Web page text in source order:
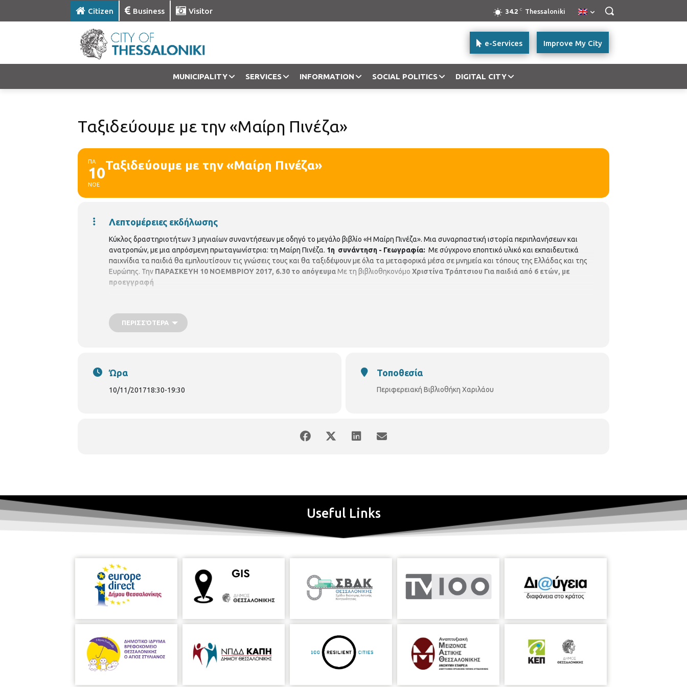
Citizen Business Visitor 34.2 C Thessaloniki
Improve My City
e-Services
MUNICIPALITY SERVICES INFORMATION SOCIAL POLITICS DIGITAL CITY
Ταξιδεύουμε με την «Μαίρη Πινέζα»
ΠΑ
10
ΝΟΕ
Ταξιδεύουμε με την «Μαίρη Πινέζα»
Λεπτομέρειες εκδήλωσης
Κύκλος δραστηριοτήτων 3 μηνιαίων συναντήσεων με οδηγό το μεγάλο βιβλίο «Η Μαίρη Πινέζα». Μια συναρπαστική ιστορία περιπλανήσεων και
ανατροπών, με μια απρόσμενη πρωταγωνίστρια: τη Μαίρη Πινέζα. 1η συνάντηση - Γεωγραφία: Με σύγχρονο εποπτικό υλικό και εκπαιδευτικά
παιχνίδια τα παιδιά θα εμπλουτίσουν τις γνώσεις τους και θα ταξιδέψουν με όλα τα μεταφορικά μέσα σε μνημεία και τόπους της Ελλάδας και της
Ευρώπης. Την ΠΑΡΑΣΚΕΥΗ 10 ΝΟΕΜΒΡΙΟΥ 2017, 6.30 το απόγευμαΜε τη βιβλιοθηκονόμο Χριστίνα Τράπτσιου Για παιδιά από 6 ετών, με
προεγγραφή
ΠΕΡΙΣΣΌΤΕΡΑ
Ώρα
10/11/201718:30-19:30
Τοποθεσία
Περιφερειακή Βιβλιοθήκη Χαριλάου
Useful Links